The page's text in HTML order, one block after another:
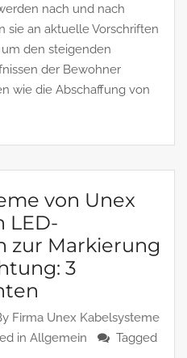
nach und nach
sie an aktuelle Vorschriften
den steigenden
der Bewohner
wie die Abschaffung von
von Unex
LED-
zur Markierung
3
Firma Unex Kabelsysteme
in Allgemein
Tagged